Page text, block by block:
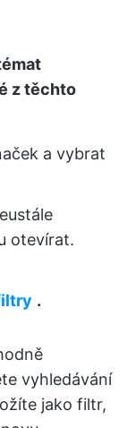
z těchto
a vybrat
otevírat.
.
vyhledávání
jako filtr,